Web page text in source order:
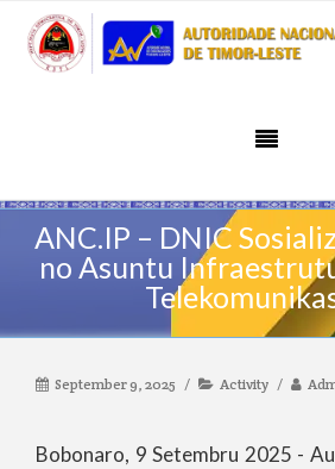
ANC.IP – DNIC
no Asuntu
September 9, 2025 Activity
Bobonaro, 9 Setembru 2025 -